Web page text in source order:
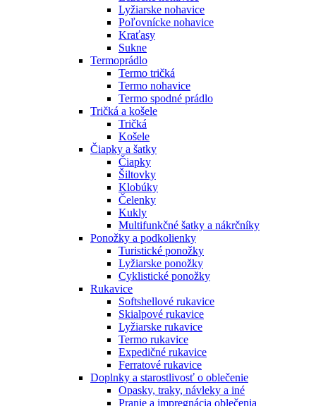
Lyžiarske nohavice
Poľovnícke nohavice
Kraťasy
Sukne
Termoprádlo
Termo tričká
Termo nohavice
Termo spodné prádlo
Tričká a košele
Tričká
Košele
Čiapky a šatky
Čiapky
Šiltovky
Klobúky
Čelenky
Kukly
Multifunkčné šatky a nákrčníky
Ponožky a podkolienky
Turistické ponožky
Lyžiarske ponožky
Cyklistické ponožky
Rukavice
Softshellové rukavice
Skialpové rukavice
Lyžiarske rukavice
Termo rukavice
Expedičné rukavice
Ferratové rukavice
Doplnky a starostlivosť o oblečenie
Opasky, traky, návleky a iné
Pranie a impregnácia oblečenia